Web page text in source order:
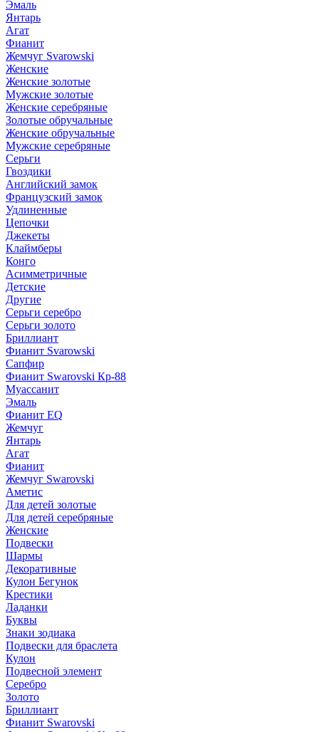
Эмаль
Янтарь
Агат
Фианит
Жемчуг Svarowski
Женские
Женские золотые
Мужские золотые
Женские серебряные
Золотые обручальные
Женские обручальные
Мужские серебряные
Серьги
Гвоздики
Английский замок
Французский замок
Удлиненные
Цепочки
Джекеты
Клаймберы
Конго
Асимметричные
Детские
Другие
Серьги серебро
Серьги золото
Бриллиант
Фианит Svarowski
Сапфир
Фианит Swarovski Кр-88
Муассанит
Эмаль
Фианит EQ
Жемчуг
Янтарь
Агат
Фианит
Жемчуг Swarovski
Аметис
Для детей золотые
Для детей серебряные
Женские
Подвески
Шармы
Декоративные
Кулон Бегунок
Крестики
Ладанки
Буквы
Знаки зодиака
Подвески для браслета
Кулон
Подвесной элемент
Серебро
Золото
Бриллиант
Фианит Swarovski